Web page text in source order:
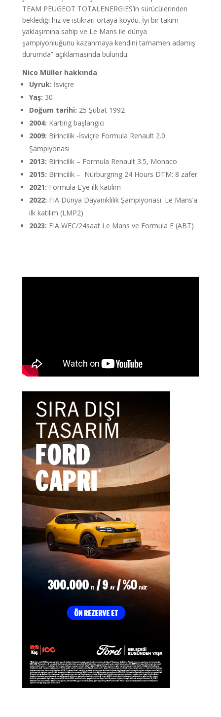
TEAM PEUGEOT TOTALENERGIES’in sürücülerinden
beklediği hız ve istikrarı ortaya koydu. İyi bir takım
yaklaşımına sahip ve Le Mans ile dünya
şampiyonluğunu kazanmaya kendini tamamen adamış
durumda” açıklamasında bulundu.
Nico Müller hakkında
Uyruk: İsviçre
Yaş: 30
Doğum tarihi: 25 Şubat 1992
2004: Karting başlangıcı
2009: Birincilik -İsviçre Formula Renault 2.0
Şampiyonası
2013: Birincilik – Formula Renault 3.5, Monaco
2015: Birincilik – Nürburgring 24 Hours DTM: 8 zafer
2021: Formula E’ye ilk katılım
2022: FIA Dünya Dayanıklılık Şampiyonası. Le Mans’a
ilk katılım (LMP2)
2023: FIA WEC/24saat Le Mans ve Formula E (ABT)